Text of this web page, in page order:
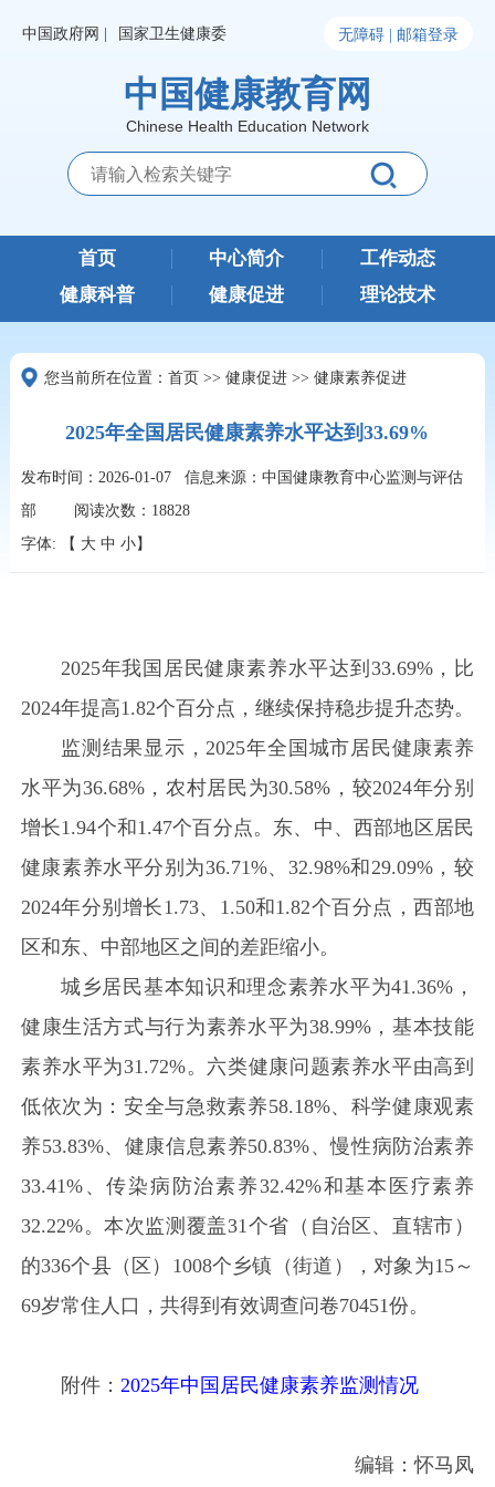
中国政府网 | 国家卫生健康委 无障碍 | 邮箱登录
中国健康教育网
Chinese Health Education Network
首页 中心简介
工作动态
健康科普
健康促进 理论技术
您当前所在位置： 首页 >> 健康促进>> 健康素养促进
2025年全国居民健康素养水平达到33.69%
发布时间：2026-01-07
信息来源：中国健康教育中心监测与评估
部
阅读次数： 18828
字体: 【 大 中 小】
2025年我国居民健康素养水平达到33.69%，比
2024年提高1.82个百分点，继续保持稳步提升态势。
监测结果显示，2025年全国城市居民健康素养
水平为36.68%，农村居民为30.58%，较2024年分别
增长1.94个和1.47个百分点。东、中、西部地区居民
健康素养水平分别为36.71%、32.98%和29.09%，较
2024年分别增长1.73、1.50和1.82个百分点，西部地
区和东、中部地区之间的差距缩小。
城乡居民基本知识和理念素养水平为41.36%，
健康生活方式与行为素养水平为38.99%，基本技能
素养水平为31.72%。六类健康问题素养水平由高到
低依次为：安全与急救素养58.18%、科学健康观素
养53.83%、健康信息素养50.83%、慢性病防治素养
33.41%、传染病防治素养32.42%和基本医疗素养
32.22%。本次监测覆盖31个省（自治区、直辖市）
的336个县（区）1008个乡镇（街道），对象为15～
69岁常住人口，共得到有效调查问卷70451份。
附件： 2025年中国居民健康素养监测情况
编辑：怀马凤